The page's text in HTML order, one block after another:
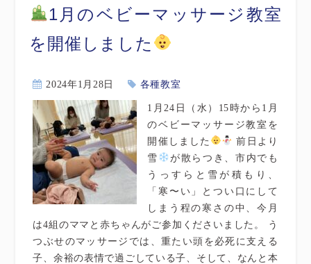
1月のベビーマッサージ教室
を開催しました
2024年1月28日 各種教室
1月24日（水）15時から1月
のベビーマッサージ教室を
開催しました
前日より
雪
が散らつき、市内でも
うっすらと雪が積もり、
「寒〜い」とつい口にして
しまう程の寒さの中、今月
は4組のママと赤ちゃんがご参加くださいました。 う
つぶせのマッサージでは、重たい頭を必死に支える
子、余裕の表情で過ごしている子、そして、なんと本